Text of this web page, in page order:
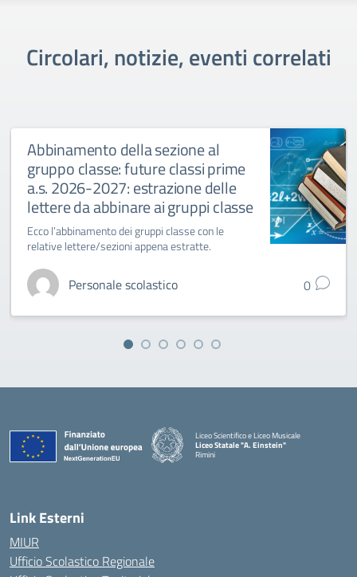
Circolari, notizie, eventi correlati
Abbinamento della sezione al
gruppo classe: future classi prime
a.s. 2026-2027: estrazione delle
lettere da abbinare ai gruppi classe
Ecco l’abbinamento dei gruppi classe con le
relative lettere/sezioni appena estratte.
Personale scolastico 0
Liceo Scientifico e Liceo Musicale
Liceo Statale "A. Einstein"
Rimini
Link Esterni
MIUR
Ufficio Scolastico Regionale